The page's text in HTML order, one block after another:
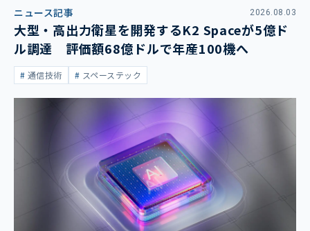
ニュース記事 2026.08.03
大型・高出力衛星を開発するK2 Spaceが5億ド
ル調達 評価額68億ドルで年産100機へ
通信技術 スペーステック